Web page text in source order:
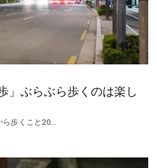
」ぶらぶら歩くのは楽し
ら歩くこと20…